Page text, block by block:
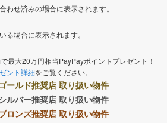
わせ済みの場合に表示されます。
る場合に表示されます。
最大20万円相当PayPayポイントプレゼント！
ント詳細をご覧ください。
ゴールド推奨店 取り扱い物件
ルバー推奨店 取り扱い物件
ロンズ推奨店 取り扱い物件